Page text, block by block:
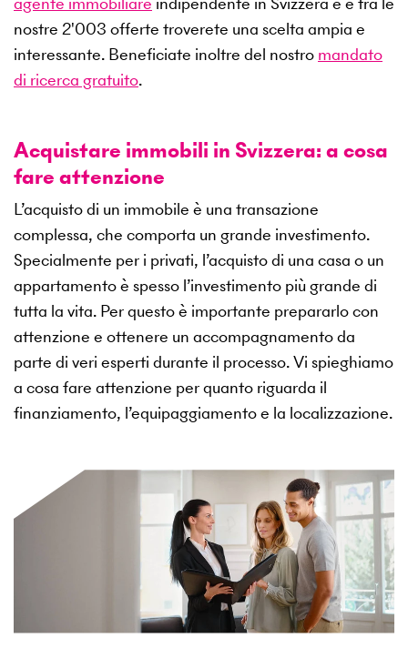
nostre 2'003 offerte troverete una scelta ampia e
interessante. Beneficiate inoltre del nostro mandato
di ricerca gratuito.
Acquistare immobili in Svizzera: a cosa
fare attenzione
L’acquisto di un immobile è una transazione
complessa, che comporta un grande investimento.
Specialmente per i privati, l’acquisto di una casa o un
appartamento è spesso l’investimento più grande di
tutta la vita. Per questo è importante prepararlo con
attenzione e ottenere un accompagnamento da
parte di veri esperti durante il processo. Vi spieghiamo
a cosa fare attenzione per quanto riguarda il
finanziamento, l’equipaggiamento e la localizzazione.